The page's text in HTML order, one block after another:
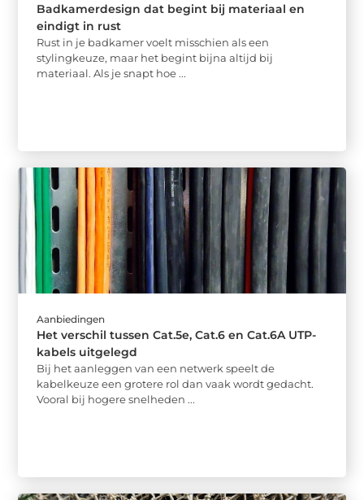
Badkamerdesign dat begint bij materiaal en
eindigt in rust
Rust in je badkamer voelt misschien als een
stylingkeuze, maar het begint bijna altijd bij
materiaal. Als je snapt hoe ...
Aanbiedingen
Het verschil tussen Cat.5e, Cat.6 en Cat.6A UTP-
kabels uitgelegd
Bij het aanleggen van een netwerk speelt de
kabelkeuze een grotere rol dan vaak wordt gedacht.
Vooral bij hogere snelheden ...